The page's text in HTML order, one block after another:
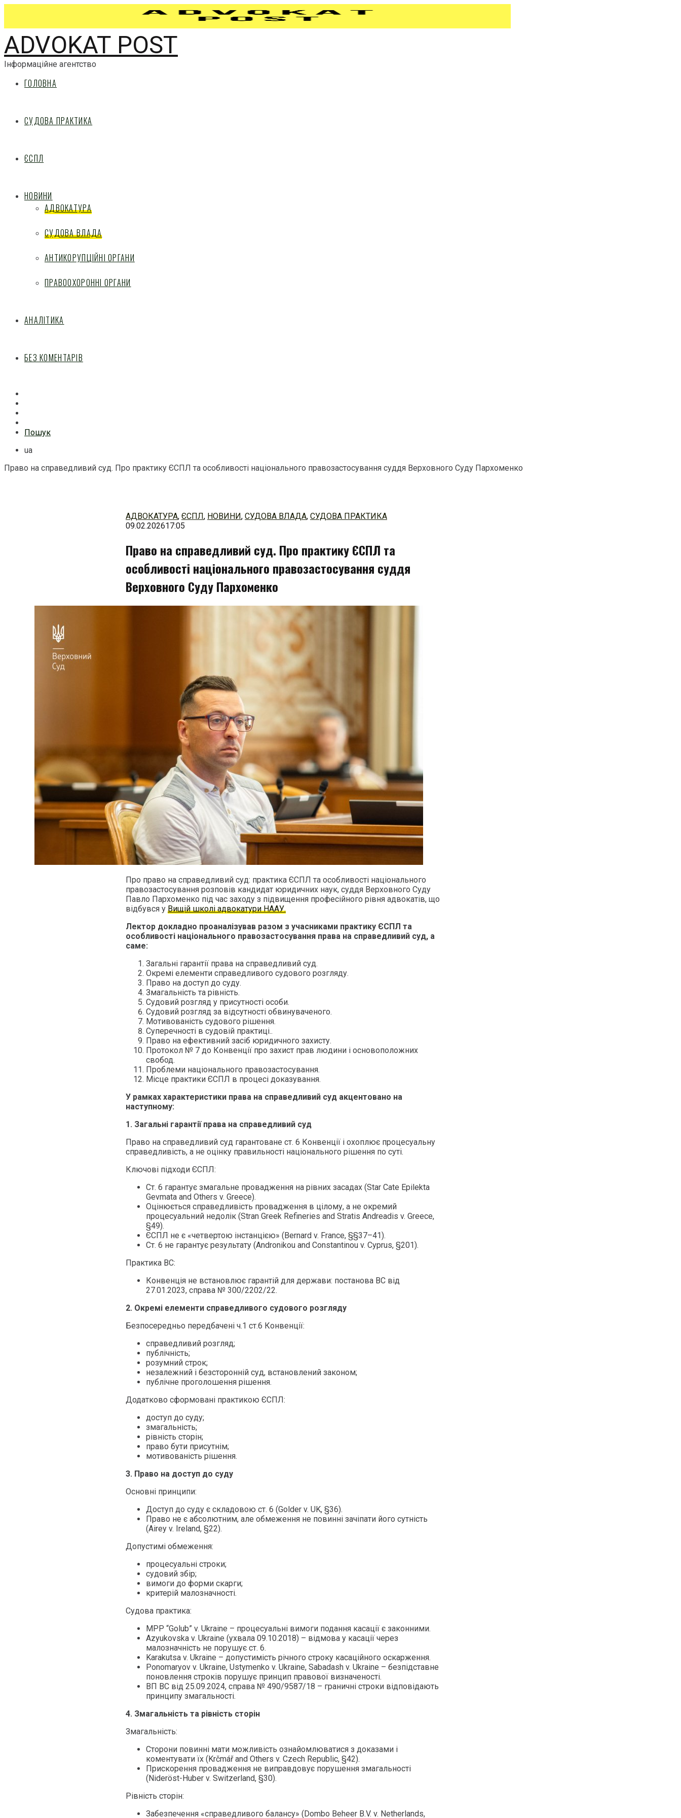
ADVOKAT POST
Інформаційне агентство
ГОЛОВНА
СУДОВА ПРАКТИКА
ЄСПЛ
НОВИНИ
АДВОКАТУРА
СУДОВА ВЛАДА
АНТИКОРУПЦІЙНІ ОРГАНИ
ПРАВООХОРОННІ ОРГАНИ
АНАЛІТИКА
БЕЗ КОМЕНТАРІВ
Пошук
ua
Право на справедливий суд. Про практику ЄСПЛ та особливості національного правозастосування суддя Верховного Суду Пархоменко
АДВОКАТУРА, ЄСПЛ, НОВИНИ, СУДОВА ВЛАДА, СУДОВА ПРАКТИКА
09.02.202617:05
Право на справедливий суд. Про практику ЄСПЛ та
особливості національного правозастосування суддя
Верховного Суду Пархоменко
Про право на справедливий суд: практика ЄСПЛ та особливості національного
правозастосування розповів кандидат юридичних наук, суддя Верховного Суду
Павло Пархоменко під час заходу з підвищення професійного рівня адвокатів, що
відбувся у Вищій школі адвокатури НААУ.
Лектор докладно проаналізував разом з учасниками практику ЄСПЛ та
особливості національного правозастосування права на справедливий суд, а
саме:
Загальні гарантії права на справедливий суд.
Окремі елементи справедливого судового розгляду.
Право на доступ до суду.
Змагальність та рівність.
Судовий розгляд у присутності особи.
Судовий розгляд за відсутності обвинуваченого.
Мотивованість судового рішення.
Суперечності в судовій практиці..
Право на ефективний засіб юридичного захисту.
Протокол № 7 до Конвенції про захист прав людини і основоположних
свобод.
Проблеми національного правозастосування.
Місце практики ЄСПЛ в процесі доказування.
У рамках характеристики права на справедливий суд акцентовано на
наступному:
1. Загальні гарантії права на справедливий суд
Право на справедливий суд гарантоване ст. 6 Конвенції і охоплює процесуальну
справедливість, а не оцінку правильності національного рішення по суті.
Ключові підходи ЄСПЛ:
Ст. 6 гарантує змагальне провадження на рівних засадах (Star Cate Epilekta
Gevmata and Others v. Greece).
Оцінюється справедливість провадження в цілому, а не окремий
процесуальний недолік (Stran Greek Refineries and Stratis Andreadis v. Greece,
§49).
ЄСПЛ не є «четвертою інстанцією» (Bernard v. France, §§37–41).
Ст. 6 не гарантує результату (Andronikou and Constantinou v. Cyprus, §201).
Практика ВС:
Конвенція не встановлює гарантій для держави: постанова ВС від
27.01.2023, справа № 300/2202/22.
2. Окремі елементи справедливого судового розгляду
Безпосередньо передбачені ч.1 ст.6 Конвенції:
справедливий розгляд;
публічність;
розумний строк;
незалежний і безсторонній суд, встановлений законом;
публічне проголошення рішення.
Додатково сформовані практикою ЄСПЛ:
доступ до суду;
змагальність;
рівність сторін;
право бути присутнім;
мотивованість рішення.
3. Право на доступ до суду
Основні принципи:
Доступ до суду є складовою ст. 6 (Golder v. UK, §36).
Право не є абсолютним, але обмеження не повинні зачіпати його сутність
(Airey v. Ireland, §22).
Допустимі обмеження:
процесуальні строки;
судовий збір;
вимоги до форми скарги;
критерій малозначності.
Судова практика:
MPP “Golub” v. Ukraine – процесуальні вимоги подання касації є законними.
Azyukovska v. Ukraine (ухвала 09.10.2018) – відмова у касації через
малозначність не порушує ст. 6.
Karakutsa v. Ukraine – допустимість річного строку касаційного оскарження.
Ponomaryov v. Ukraine, Ustymenko v. Ukraine, Sabadash v. Ukraine – безпідставне
поновлення строків порушує принцип правової визначеності.
ВП ВС від 25.09.2024, справа № 490/9587/18 – граничні строки відповідають
принципу змагальності.
4. Змагальність та рівність сторін
Змагальність:
Сторони повинні мати можливість ознайомлюватися з доказами і
коментувати їх (Krčmář and Others v. Czech Republic, §42).
Прискорення провадження не виправдовує порушення змагальності
(Nideröst-Huber v. Switzerland, §30).
Рівність сторін:
Забезпечення «справедливого балансу» (Dombo Beheer B.V. v. Netherlands,